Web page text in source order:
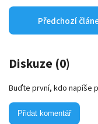
Předchozí
Diskuze (0)
Buďte první, kdo napíše
Přidat komentář